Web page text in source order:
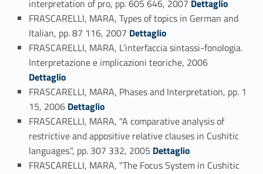
interpretation of pro, pp. 605 646, 2007 Dettaglio
FRASCARELLI, MARA, Types of topics in German and
Italian, pp. 87 116, 2007 Link identifier #identifier_person_129893-75
Dettaglio
FRASCARELLI, MARA, L’interfaccia sintassi-fonologia.
Interpretazione e implicazioni teoriche, 2006
Dettaglio
FRASCARELLI, MARA, Phases and Interpretation, pp. 1
15, 2006 Link identifier #identifier_person_97878-77
Dettaglio
FRASCARELLI, MARA, "A comparative analysis of
restrictive and appositive relative clauses in Cushitic
languages.", pp. 307 332, 2005 Link identifier #identifier_person_24681-78
Dettaglio
FRASCARELLI, MARA, "The Focus System in Cushitic